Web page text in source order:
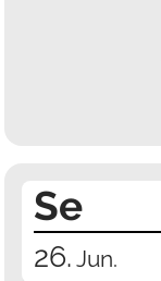
Se
26. Jun.